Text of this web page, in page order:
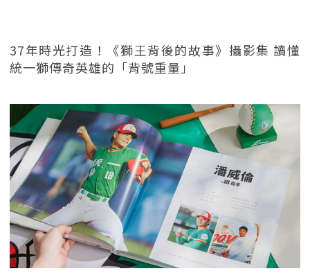
37年時光打造！《獅王背後的故事》攝影集 讀懂
統一獅傳奇英雄的「背號重量」